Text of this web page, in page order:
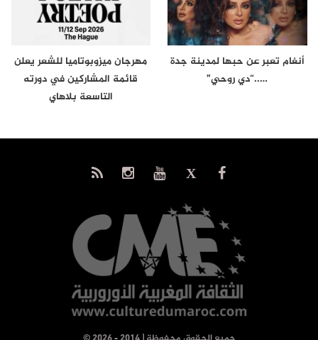
أنغام تعبر عن حبها لمدينة جدة
…..“دي روحي”
مهرجان ميزوبوتاميا للشعر يعلن
قائمة المشاركين في دورته
التاسعة بلاهاي